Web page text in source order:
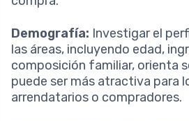
Demografía: Investigar el
las áreas, incluyendo edad,
composición familiar, orienta
puede ser más atractiva para
arrendatarios o compradores.